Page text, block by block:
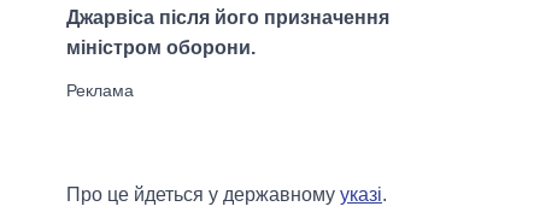
Джарвіса після його призначення
міністром оборони.
Про це йдеться у державному указі.